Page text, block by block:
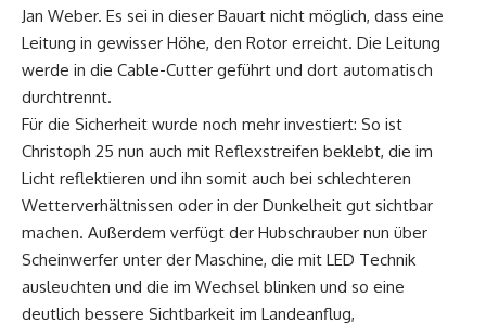
Jan Weber. Es sei in dieser Bauart nicht möglich, dass eine
Leitung in gewisser Höhe, den Rotor erreicht. Die Leitung
werde in die Cable-Cutter geführt und dort automatisch
durchtrennt.
Für die Sicherheit wurde noch mehr investiert: So ist
Christoph 25 nun auch mit Reflexstreifen beklebt, die im
Licht reflektieren und ihn somit auch bei schlechteren
Wetterverhältnissen oder in der Dunkelheit gut sichtbar
machen. Außerdem verfügt der Hubschrauber nun über
Scheinwerfer unter der Maschine, die mit LED Technik
ausleuchten und die im Wechsel blinken und so eine
deutlich bessere Sichtbarkeit im Landeanflug,